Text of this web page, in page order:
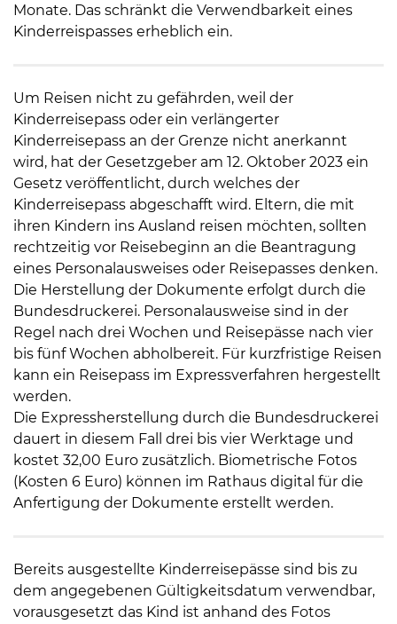
Monate. Das schränkt die Verwendbarkeit eines
Kinderreispasses erheblich ein.
Um Reisen nicht zu gefährden, weil der
Kinderreisepass oder ein verlängerter
Kinderreisepass an der Grenze nicht anerkannt
wird, hat der Gesetzgeber am 12. Oktober 2023 ein
Gesetz veröffentlicht, durch welches der
Kinderreisepass abgeschafft wird. Eltern, die mit
ihren Kindern ins Ausland reisen möchten, sollten
rechtzeitig vor Reisebeginn an die Beantragung
eines Personalausweises oder Reisepasses denken.
Die Herstellung der Dokumente erfolgt durch die
Bundesdruckerei. Personalausweise sind in der
Regel nach drei Wochen und Reisepässe nach vier
bis fünf Wochen abholbereit. Für kurzfristige Reisen
kann ein Reisepass im Expressverfahren hergestellt
werden.
Die Expressherstellung durch die Bundesdruckerei
dauert in diesem Fall drei bis vier Werktage und
kostet 32,00 Euro zusätzlich. Biometrische Fotos
(Kosten 6 Euro) können im Rathaus digital für die
Anfertigung der Dokumente erstellt werden.
Bereits ausgestellte Kinderreisepässe sind bis zu
dem angegebenen Gültigkeitsdatum verwendbar,
vorausgesetzt das Kind ist anhand des Fotos